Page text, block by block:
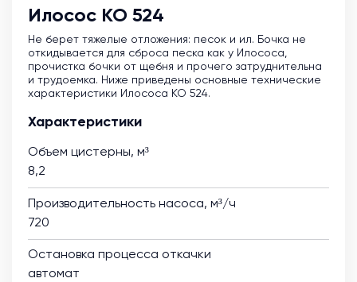
Илосос КО 524
Не берет тяжелые отложения: песок и ил. Бочка не
откидывается для сброса песка как у Илососа,
прочистка бочки от щебня и прочего затруднительна
и трудоемка. Ниже приведены основные технические
характеристики Илососа КО 524.
Характеристики
Объем цистерны, м³
8,2
Производительность насоса, м³/ч
720
Остановка процесса откачки
автомат